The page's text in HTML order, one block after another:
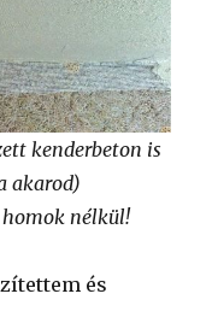
kenderbeton is
akarod)
nélkül!
és